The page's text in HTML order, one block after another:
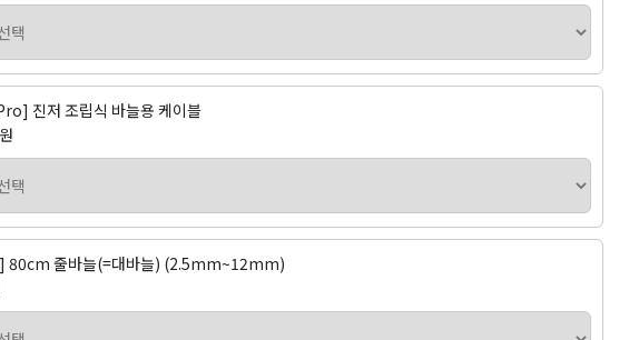
진저 조립식 바늘용 케이블
80cm 줄바늘(=대바늘) (2.5mm~12mm)